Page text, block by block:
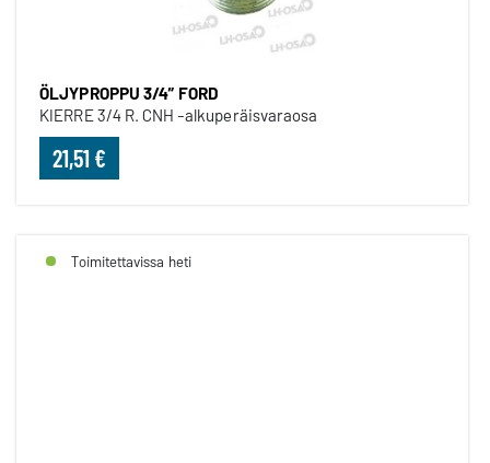
ÖLJYPROPPU 3/4” FORD
KIERRE 3/4 R. CNH -alkuperäisvaraosa
21,51 €
Toimitettavissa heti